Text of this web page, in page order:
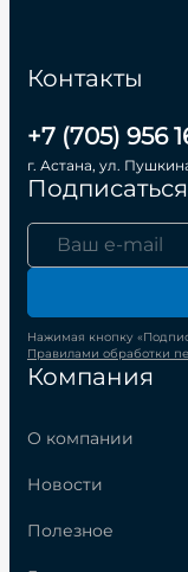
Компания
О компании
Новости
Полезное
Контакты
+7 (705) 956
г. Астана, ул.
Нажимая кнопку
Правилами обработки